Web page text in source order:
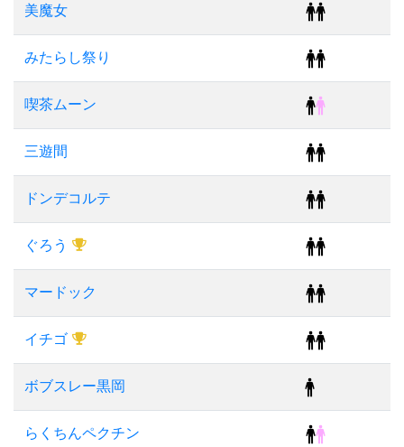
美魔女
みたらし祭り
喫茶ムーン
三遊間
ドンデコルテ
ぐろう
マードック
イチゴ
ボブスレー黒岡
らくちんペクチン